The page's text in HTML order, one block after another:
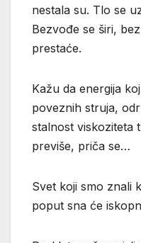
nestala su. Tlo se
Bezvođe se širi,
prestaće.
Kažu da energija
poveznih struja,
stalnost viskoziteta
previše, priča se…
Svet koji smo znali
poput sna će